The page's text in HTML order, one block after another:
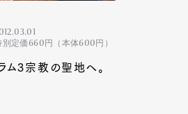
別定価660円（本体600円）
ム3宗教の聖地へ。